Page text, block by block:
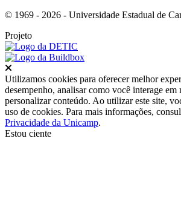
© 1969 - 2026 - Universidade Estadual de
Projeto
Utilizamos cookies para oferecer melhor
desempenho, analisar como você interage em
personalizar conteúdo. Ao utilizar este site,
uso de cookies. Para mais informações,
Privacidade da Unicamp.
Estou ciente